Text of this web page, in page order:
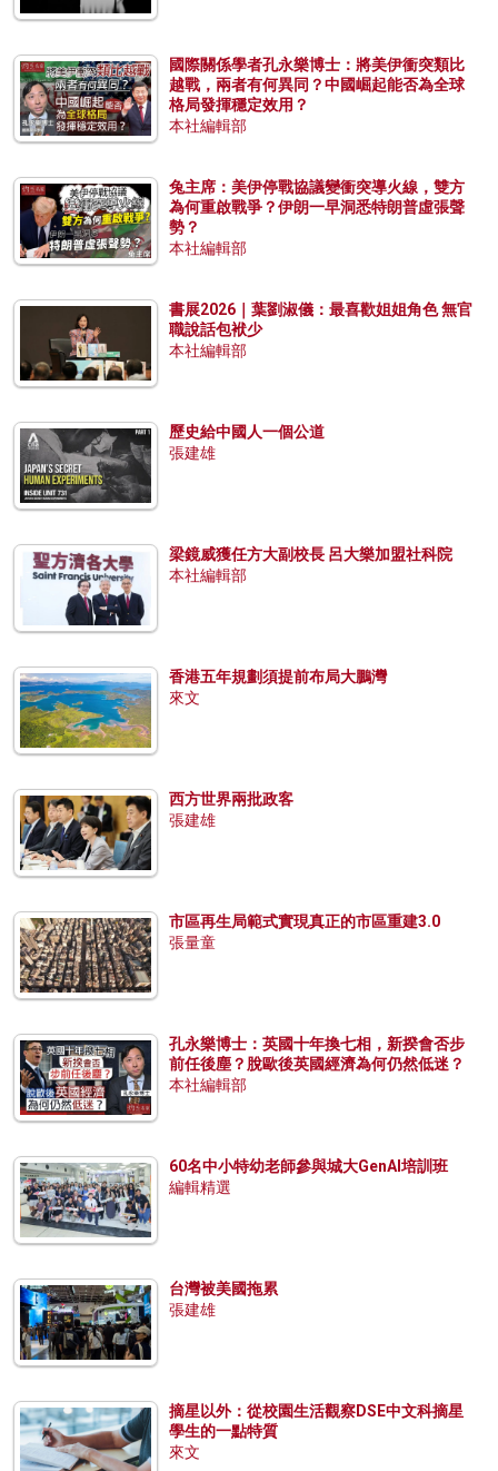
國際關係學者孔永樂博士：將美伊衝突類比
越戰，兩者有何異同？中國崛起能否為全球
格局發揮穩定效用？
本社編輯部
兔主席：美伊停戰協議變衝突導火線，雙方
為何重啟戰爭？伊朗一早洞悉特朗普虛張聲
勢？
本社編輯部
書展2026｜葉劉淑儀：最喜歡姐姐角色 無官
職說話包袱少
本社編輯部
歷史給中國人一個公道
張建雄
梁鏡威獲任方大副校長 呂大樂加盟社科院
本社編輯部
香港五年規劃須提前布局大鵬灣
來文
西方世界兩批政客
張建雄
市區再生局範式實現真正的市區重建3.0
張量童
孔永樂博士：英國十年換七相，新揆會否步
前任後塵？脫歐後英國經濟為何仍然低迷？
本社編輯部
60名中小特幼老師參與城大GenAI培訓班
編輯精選
台灣被美國拖累
張建雄
摘星以外：從校園生活觀察DSE中文科摘星
學生的一點特質
來文